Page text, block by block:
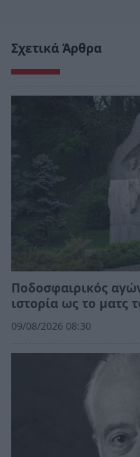
Σχετικά Άρθρα
Ποδοσφαιρικός
ιστορία ως το ματς
09/08/2026 08:30